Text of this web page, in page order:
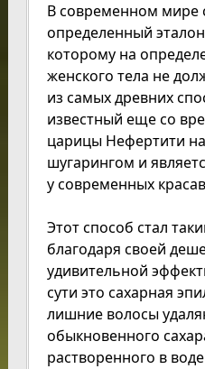
В современном мире
определенный
которому на
женского тела не
из самых древних
известный еще со
царицы Нефертити
шугарингом и
у современных
Этот способ стал
благодаря своей
удивительной
сути это сахарная
лишние волосы
обыкновенного
растворенного в